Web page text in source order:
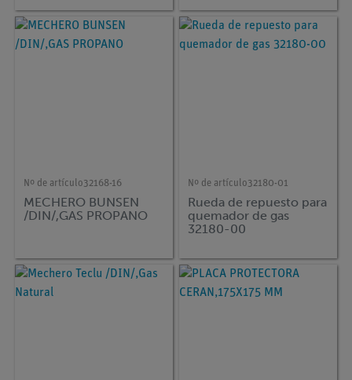
Nº de artículo32168-16
MECHERO BUNSEN
/DIN/,GAS PROPANO
Nº de artículo32180-01
Rueda de repuesto para
quemador de gas
32180-00